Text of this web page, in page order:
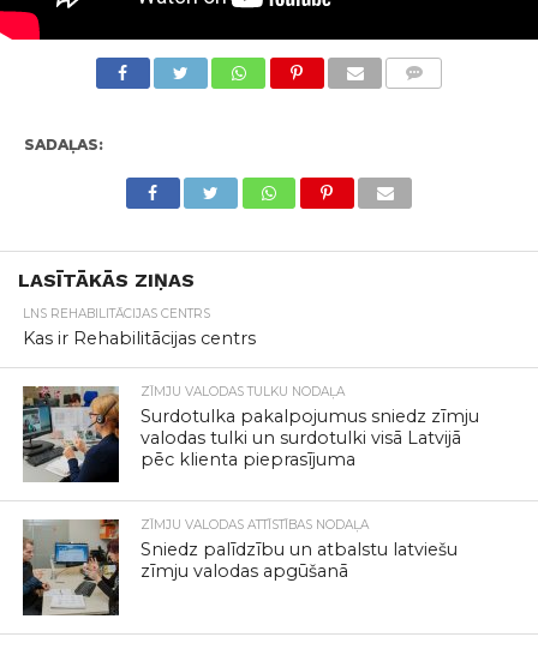
SADAĻAS:
LASĪTĀKĀS ZIŅAS
LNS REHABILITĀCIJAS CENTRS
Kas ir Rehabilitācijas centrs
ZĪMJU VALODAS TULKU NODAĻA
Surdotulka pakalpojumus sniedz zīmju
valodas tulki un surdotulki visā Latvijā
pēc klienta pieprasījuma
ZĪMJU VALODAS ATTĪSTĪBAS NODAĻA
Sniedz palīdzību un atbalstu latviešu
zīmju valodas apgūšanā